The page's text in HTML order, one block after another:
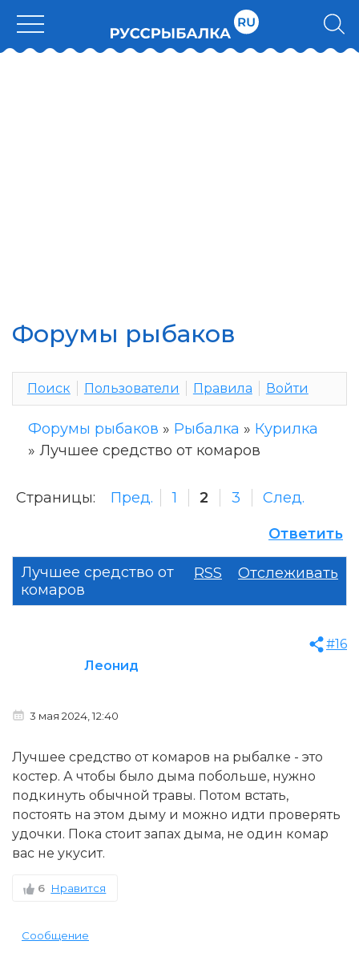
Форумы рыбаков
Поиск Пользователи Правила Войти
Форумы рыбаков » Рыбалка » Курилка
»Лучшее средство от комаров
Страницы: Пред. 1 2 3 След.
Ответить
RSS Отслеживать
Лучшее средство от
комаров
Леонид
#16
3 мая 2024, 12:40
Лучшее средство от комаров на рыбалке - это
костер. А чтобы было дыма побольше, нужно
подкинуть обычной травы. Потом встать,
постоять на этом дыму и можно идти проверять
удочки. Пока стоит запах дыма, не один комар
вас не укусит.
6 Нравится
Сообщение